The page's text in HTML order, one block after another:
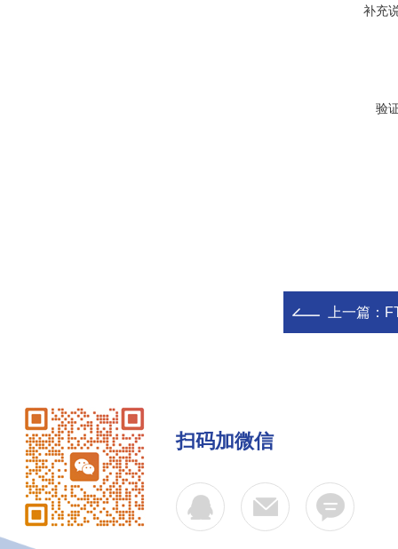
补充
验
上一篇：
扫码加微信